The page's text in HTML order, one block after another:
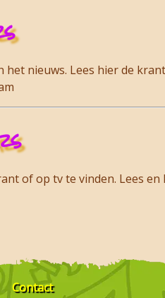
nieuws. Lees hier de
of op tv te vinden. Lees en
Contact